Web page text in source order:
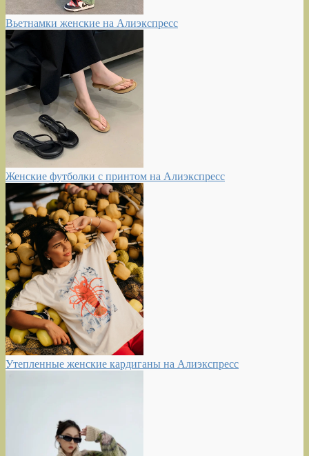
Вьетнамки женские на Алиэкспресс
Женские футболки с принтом на Алиэкспресс
Утепленные женские кардиганы на Алиэкспресс